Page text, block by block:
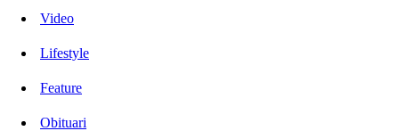
Video
Lifestyle
Feature
Obituari